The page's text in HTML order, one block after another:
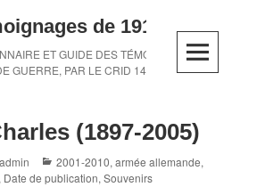
de 1914-1918
ET GUIDE DES TÉMOINS DE LA
GUERRE, PAR LE CRID 14-18
(1897-2005)
Author
admin Categories
2001-2010,armée allemande,
Date de publication,Souvenirs